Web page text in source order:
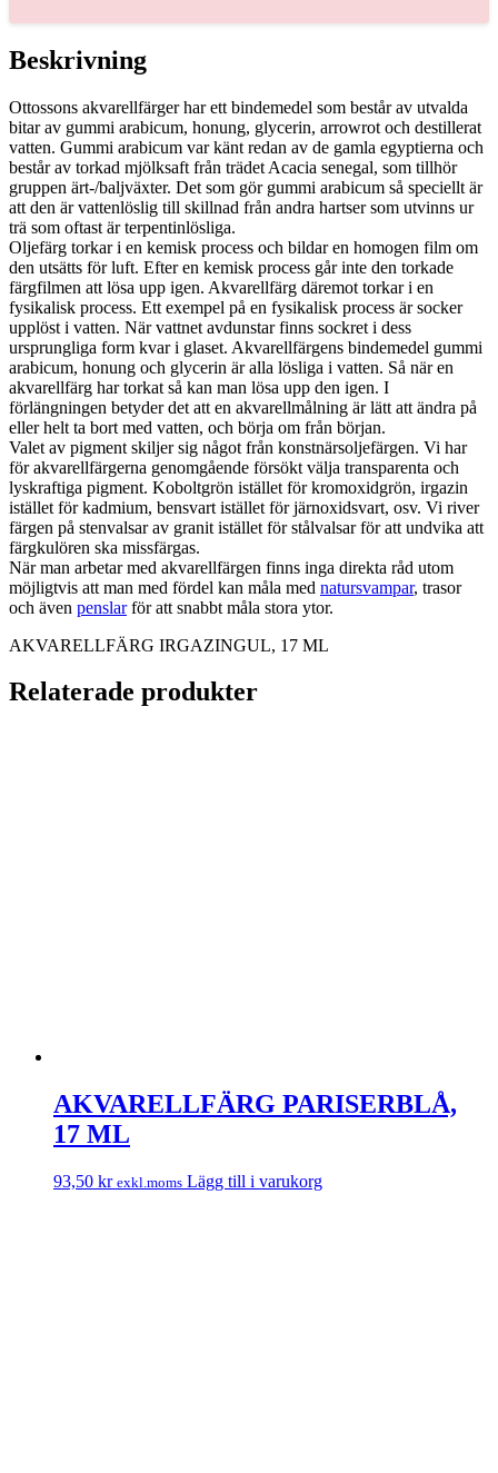
Beskrivning
Ottossons akvarellfärger har ett bindemedel som består av utvalda
bitar av gummi arabicum, honung, glycerin, arrowrot och destillerat
vatten. Gummi arabicum var känt redan av de gamla egyptierna och
består av torkad mjölksaft från trädet Acacia senegal, som tillhör
gruppen ärt-/baljväxter. Det som gör gummi arabicum så speciellt är
att den är vattenlöslig till skillnad från andra hartser som utvinns ur
trä som oftast är terpentinlösliga.
Oljefärg torkar i en kemisk process och bildar en homogen film om
den utsätts för luft. Efter en kemisk process går inte den torkade
färgfilmen att lösa upp igen. Akvarellfärg däremot torkar i en
fysikalisk process. Ett exempel på en fysikalisk process är socker
upplöst i vatten. När vattnet avdunstar finns sockret i dess
ursprungliga form kvar i glaset. Akvarellfärgens bindemedel gummi
arabicum, honung och glycerin är alla lösliga i vatten. Så när en
akvarellfärg har torkat så kan man lösa upp den igen. I
förlängningen betyder det att en akvarellmålning är lätt att ändra på
eller helt ta bort med vatten, och börja om från början.
Valet av pigment skiljer sig något från konstnärsoljefärgen. Vi har
för akvarellfärgerna genomgående försökt välja transparenta och
lyskraftiga pigment. Koboltgrön istället för kromoxidgrön, irgazin
istället för kadmium, bensvart istället för järnoxidsvart, osv. Vi river
färgen på stenvalsar av granit istället för stålvalsar för att undvika att
färgkulören ska missfärgas.
När man arbetar med akvarellfärgen finns inga direkta råd utom
möjligtvis att man med fördel kan måla med natursvampar, trasor
och även penslarför att snabbt måla stora ytor.
AKVARELLFÄRG IRGAZINGUL, 17 ML
Relaterade produkter
AKVARELLFÄRG PARISERBLÅ,
17 ML
93,50 kr exkl.moms Lägg till i varukorg